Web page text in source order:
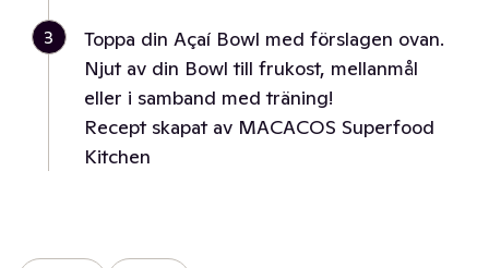
3
Toppa din Açaí Bowl med förslagen ovan.
Njut av din Bowl till frukost, mellanmål
eller i samband med träning!
Recept skapat av MACACOS Superfood
Kitchen